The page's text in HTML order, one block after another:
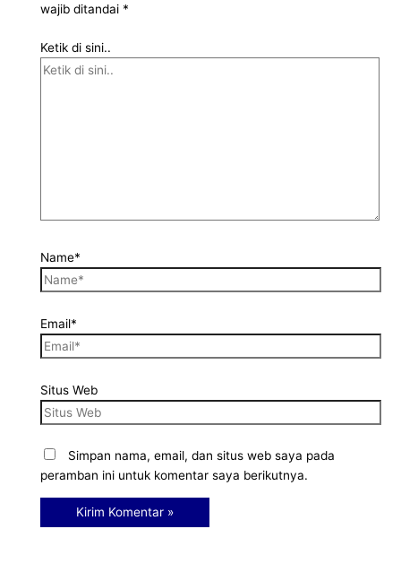
wajib ditandai *
Ketik di sini..
Name*
Email*
Situs Web
Simpan nama, email, dan situs web saya pada
peramban ini untuk komentar saya berikutnya.